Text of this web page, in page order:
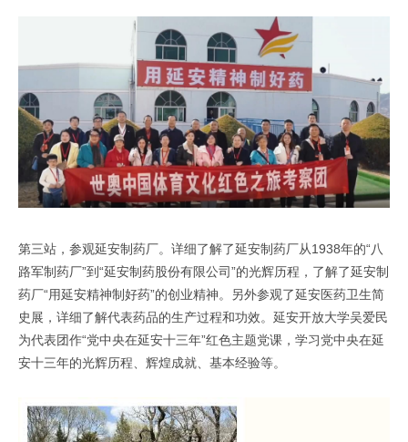
第三站，参观延安制药厂。详细了解了延安制药厂从1938年的“八
路军制药厂”到“延安制药股份有限公司”的光辉历程，了解了延安制
药厂“用延安精神制好药”的创业精神。另外参观了延安医药卫生简
史展，详细了解代表药品的生产过程和功效。延安开放大学吴爱民
为代表团作“党中央在延安十三年”红色主题党课，学习党中央在延
安十三年的光辉历程、辉煌成就、基本经验等。